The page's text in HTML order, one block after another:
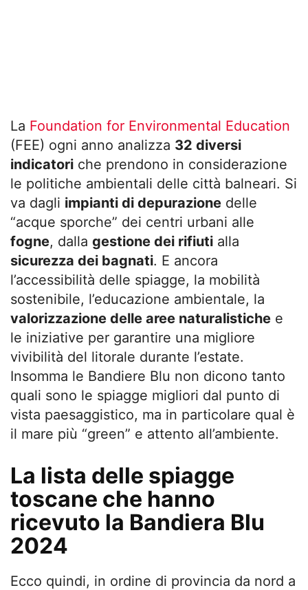
La Foundation for Environmental Education
(FEE) ogni anno analizza 32 diversi
indicatori che prendono in considerazione
le politiche ambientali delle città balneari. Si
va dagli impianti di depurazione delle
“acque sporche” dei centri urbani alle
fogne, dalla gestione dei rifiuti alla
sicurezza dei bagnati. E ancora
l’accessibilità delle spiagge, la mobilità
sostenibile, l’educazione ambientale, la
valorizzazione delle aree naturalistiche e
le iniziative per garantire una migliore
vivibilità del litorale durante l’estate.
Insomma le Bandiere Blu non dicono tanto
quali sono le spiagge migliori dal punto di
vista paesaggistico, ma in particolare qual è
il mare più “green” e attento all’ambiente.
La lista delle spiagge
toscane che hanno
ricevuto la Bandiera Blu
2024
Ecco quindi, in ordine di provincia da nord a